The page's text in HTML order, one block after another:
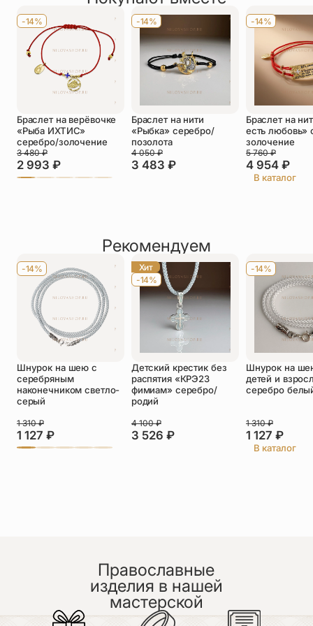
Телефон
*
Подтверждаю свое согласие с
политикой конфиденциальности
согласие на обработку персональных
Пока нет отзывов. Будьте первым!
-14%
Браслет на верёвочке
«Рыба ИХТИС»
серебро/золочение
2 993 ₽
3 480₽
-14%
Браслет на нити
«Рыбка» серебро/
позолота
3 483 ₽
4 050₽
-14%
Браслет на
есть любовь»
золочение
4 954 ₽
5 760₽
В каталог
Рекомендуем
-14%
Шнурок на шею с
серебряным
наконечником светло-
серый
1 127 ₽
1 310₽
Хит
-14%
Детский крестик без
распятия «КРЭ23
фимиам» серебро/
родий
3 526 ₽
4 100₽
-14%
Шнурок на
детей и
серебро
1 127 ₽
1 310₽
В каталог
Православные
изделия в нашей
мастерской